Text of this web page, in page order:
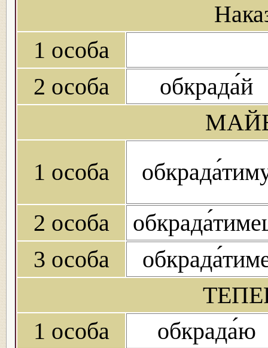
1 особа
2 особа
обкрада́й
1 особа
2 особа
3 особа
1 особа
обкрада́ю